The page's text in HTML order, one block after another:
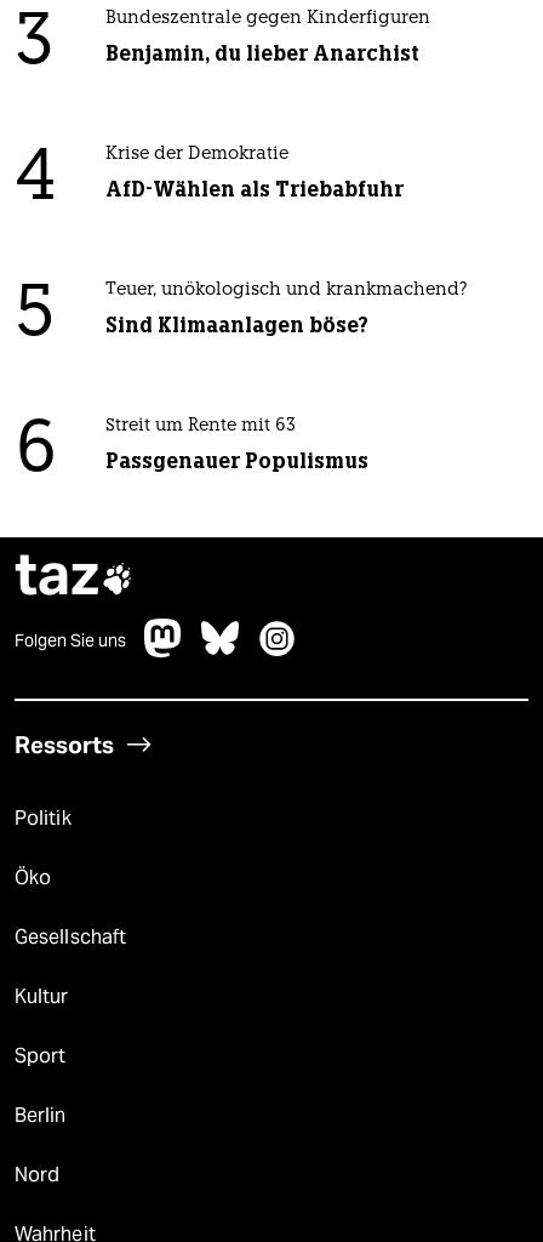
3 Bundeszentrale gegen Kinderfiguren
Benjamin, du lieber Anarchist
4 Krise der Demokratie
AfD-Wählen als Triebabfuhr
5 Teuer, unökologisch und krankmachend?
Sind Klimaanlagen böse?
6 Streit um Rente mit 63
Passgenauer Populismus
taz
Folgen Sie uns
Ressorts
Politik
Öko
Gesellschaft
Kultur
Sport
Berlin
Nord
Wahrheit